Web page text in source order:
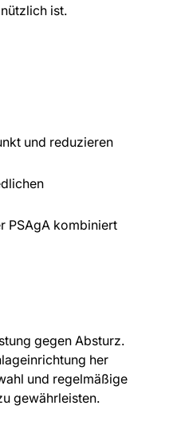
ist.
und reduzieren
PSAgA kombiniert
gegen Absturz.
her
und regelmäßige
gewährleisten.